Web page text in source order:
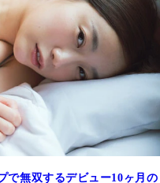
で無双するデビュー10ヶ月の